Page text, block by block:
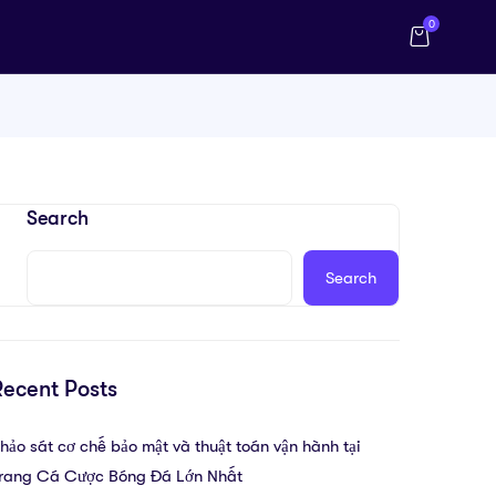
0
Search
Search
Posts
sát cơ chế bảo mật và thuật toán vận hành tại
Cá Cược Bóng Đá Lớn Nhất